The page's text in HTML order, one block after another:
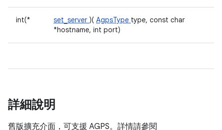
int(* set_server )( AgpsType type, const char
*hostname, int port)
詳細說明
舊版擴充介面，可支援 AGPS。詳情請參閱